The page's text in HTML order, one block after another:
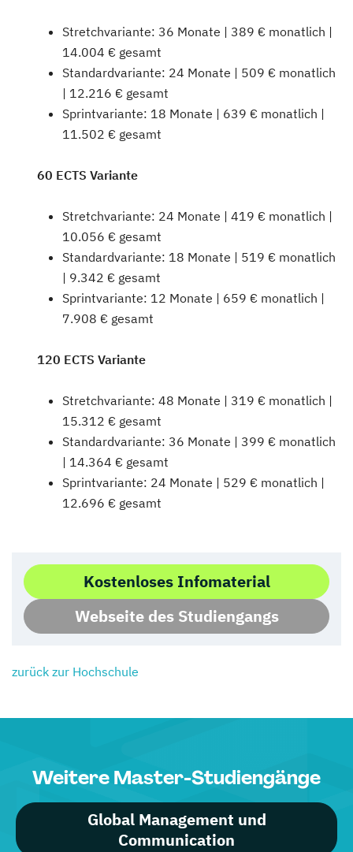
Stretchvariante: 36 Monate | 389 € monatlich |
14.004 € gesamt
Standardvariante: 24 Monate | 509 € monatlich
| 12.216 € gesamt
Sprintvariante: 18 Monate | 639 € monatlich |
11.502 € gesamt
60 ECTS Variante
Stretchvariante: 24 Monate | 419 € monatlich |
10.056 € gesamt
Standardvariante: 18 Monate | 519 € monatlich
| 9.342 € gesamt
Sprintvariante: 12 Monate | 659 € monatlich |
7.908 € gesamt
120 ECTS Variante
Stretchvariante: 48 Monate | 319 € monatlich |
15.312 € gesamt
Standardvariante: 36 Monate | 399 € monatlich
| 14.364 € gesamt
Sprintvariante: 24 Monate | 529 € monatlich |
12.696 € gesamt
Kostenloses Infomaterial
Webseite des Studiengangs
zurück zur Hochschule
Weitere Master-Studiengänge
Global Management und
Communication